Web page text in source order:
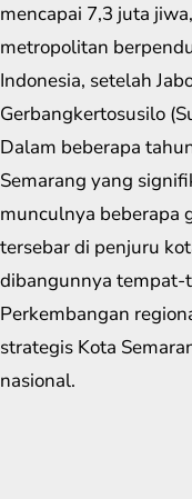
mencapai 7,3 juta
metropolitan
Indonesia, setelah
Gerbangkertosusilo
Dalam beberapa
Semarang yang
munculnya beberapa
tersebar di penjuru
dibangunnya tempat-
Perkembangan
strategis Kota
nasional.